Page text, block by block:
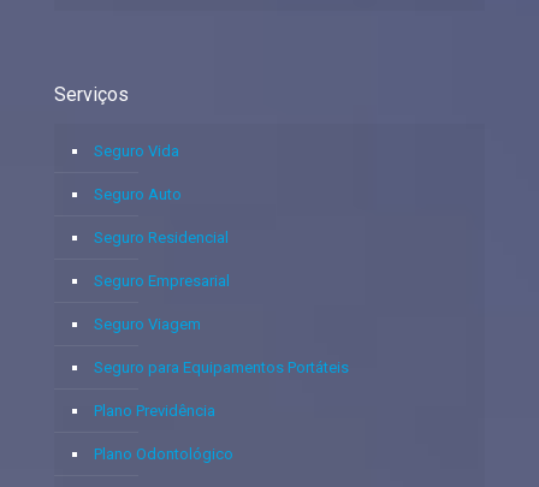
Serviços
Seguro Vida
Seguro Auto
Seguro Residencial
Seguro Empresarial
Seguro Viagem
Seguro para Equipamentos Portáteis
Plano Previdência
Plano Odontológico